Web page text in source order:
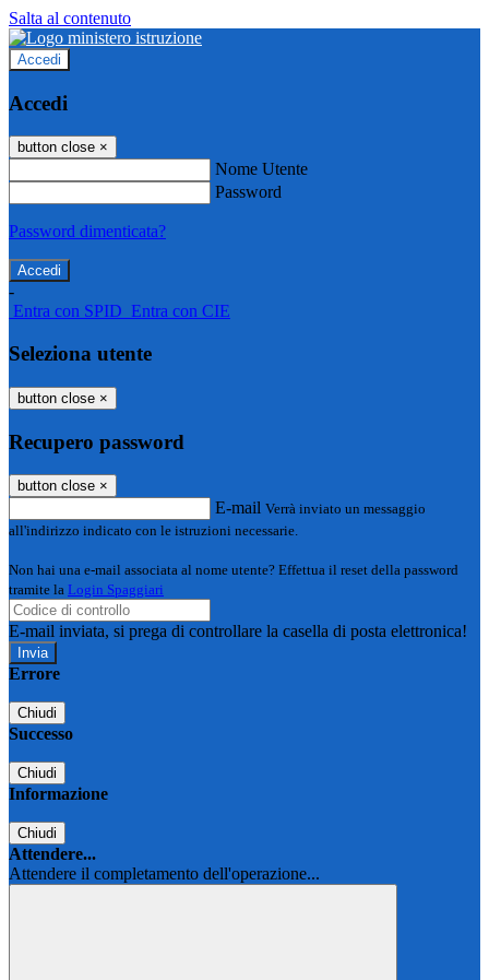
Salta al contenuto
Accedi
Accedi
button close ×
Nome Utente
Password
Password dimenticata?
-
Entra con SPID Entra con CIE
Seleziona utente
button close ×
Recupero password
button close ×
E-mail Verrà inviato un messaggio
all'indirizzo indicato con le istruzioni necessarie.
Non hai una e-mail associata al nome utente? Effettua il reset della password
tramite la Login Spaggiari
E-mail inviata, si prega di controllare la casella di posta elettronica!
Errore
Chiudi
Successo
Chiudi
Informazione
Chiudi
Attendere...
Attendere il completamento dell'operazione...